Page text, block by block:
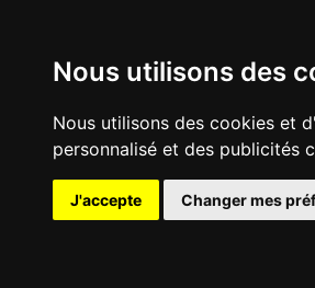
Nous utilisons des
Nous utilisons des cookies et
personnalisé et des publicités
J'accepte Changer mes